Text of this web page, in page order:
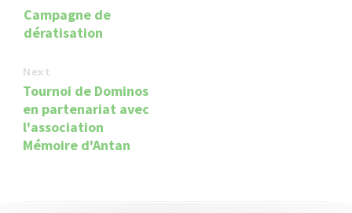
Campagne de
dératisation
Next
Tournoi de Dominos
en partenariat avec
l'association
Mémoire d'Antan